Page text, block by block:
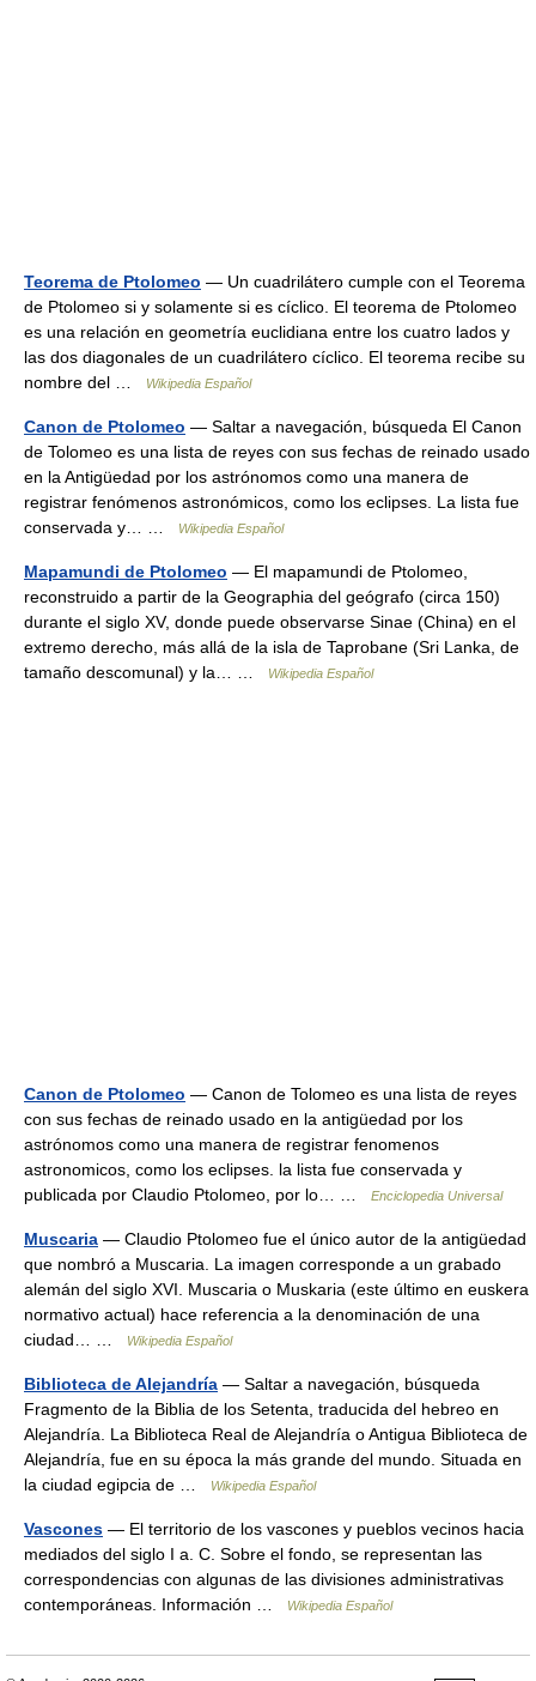
Teorema de Ptolomeo — Un cuadrilátero cumple con el Teorema
de Ptolomeo si y solamente si es cíclico. El teorema de Ptolomeo
es una relación en geometría euclidiana entre los cuatro lados y
las dos diagonales de un cuadrilátero cíclico. El teorema recibe su
nombre del …
Wikipedia Español
Canon de Ptolomeo — Saltar a navegación, búsqueda El Canon
de Tolomeo es una lista de reyes con sus fechas de reinado usado
en la Antigüedad por los astrónomos como una manera de
registrar fenómenos astronómicos, como los eclipses. La lista fue
conservada y… …
Wikipedia Español
Mapamundi de Ptolomeo — El mapamundi de Ptolomeo,
reconstruido a partir de la Geographia del geógrafo (circa 150)
durante el siglo XV, donde puede observarse Sinae (China) en el
extremo derecho, más allá de la isla de Taprobane (Sri Lanka, de
tamaño descomunal) y la… …
Wikipedia Español
Canon de Ptolomeo — Canon de Tolomeo es una lista de reyes
con sus fechas de reinado usado en la antigüedad por los
astrónomos como una manera de registrar fenomenos
astronomicos, como los eclipses. la lista fue conservada y
publicada por Claudio Ptolomeo, por lo… …
Enciclopedia Universal
Muscaria — Claudio Ptolomeo fue el único autor de la antigüedad
que nombró a Muscaria. La imagen corresponde a un grabado
alemán del siglo XVI. Muscaria o Muskaria (este último en euskera
normativo actual) hace referencia a la denominación de una
ciudad… …
Wikipedia Español
Biblioteca de Alejandría — Saltar a navegación, búsqueda
Fragmento de la Biblia de los Setenta, traducida del hebreo en
Alejandría. La Biblioteca Real de Alejandría o Antigua Biblioteca de
Alejandría, fue en su época la más grande del mundo. Situada en
la ciudad egipcia de …
Wikipedia Español
Vascones — El territorio de los vascones y pueblos vecinos hacia
mediados del siglo I a. C. Sobre el fondo, se representan las
correspondencias con algunas de las divisiones administrativas
contemporáneas. Información …
Wikipedia Español